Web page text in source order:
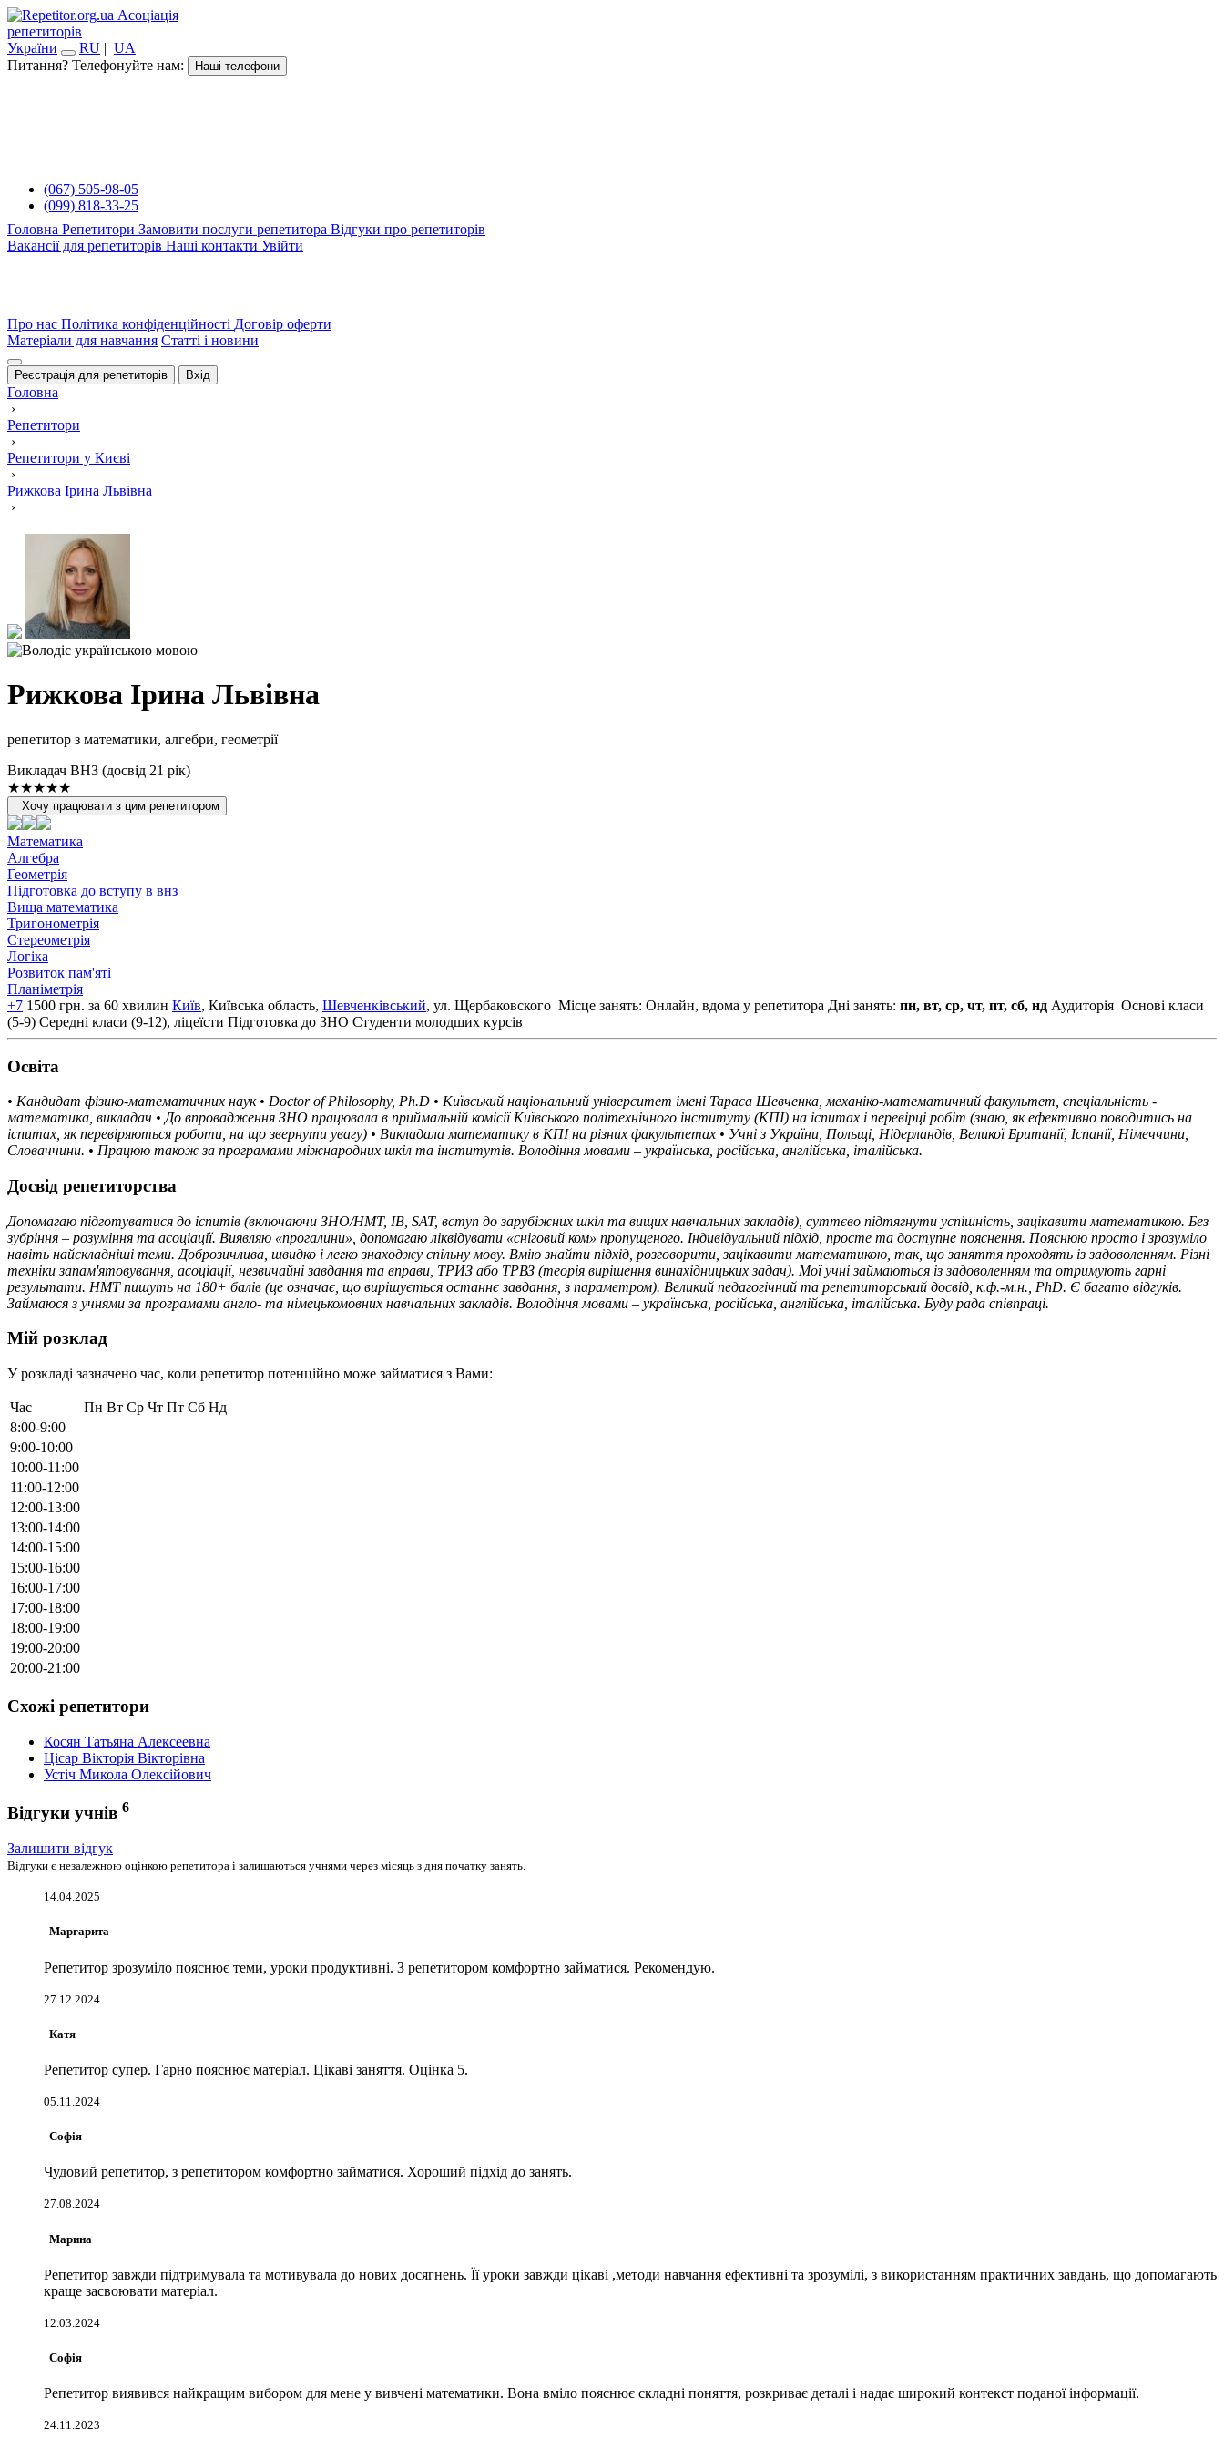
Асоціація
репетиторів
України
RU | UA
Питання? Телефонуйте нам:
Наші телефони
(067) 505-98-05
(099) 818-33-25
Головна Репетитори Замовити послуги репетитора Відгуки про репетиторів
Вакансії для репетиторів Наші контакти Увійти
Про нас Політика конфіденційності Договір оферти
Матеріали для навчання Статті і новини
Реєстрація для репетиторів Вхід
Головна
›
Репетитори
›
Репетитори у Києві
›
Рижкова Ірина Львівна
›
Рижкова Ірина Львівна
репетитор з математики, алгебри, геометрії
Викладач ВНЗ (досвід 21 рік)
★★★★★
Хочу працювати з цим репетитором
Математика
Алгебра
Геометрія
Підготовка до вступу в внз
Вища математика
Тригонометрія
Стереометрія
Логіка
Розвиток пам'яті
Планіметрія
+7 1500 грн. за 60 хвилин Київ, Київська область, Шевченківський, ул. Щербаковского Місце занять: Онлайн, вдома у репетитора Дні занять: пн, вт, ср, чт, пт, сб, нд Аудиторія Основі класи
(5-9) Середні класи (9-12), ліцеїсти Підготовка до ЗНО Студенти молодших курсів
Освiта
• Кандидат фізико-математичних наук • Doctor of Philosophy, Ph.D • Київський національний університет імені Тараса Шевченка, механіко-математичний факультет, спеціальність -
математика, викладач • До впровадження ЗНО працювала в приймальній комісії Київського політехнічного інституту (КПІ) на іспитах і перевірці робіт (знаю, як ефективно поводитись на
іспитах, як перевіряються роботи, на що звернути увагу) • Викладала математику в КПІ на різних факультетах • Учні з України, Польщі, Нідерландів, Великої Британії, Іспанії, Німеччини,
Словаччини. • Працюю також за програмами міжнародних шкіл та інститутів. Володіння мовами – українська, російська, англійська, італійська.
Досвід репетиторства
Допомагаю підготуватися до іспитів (включаючи ЗНО/НМТ, IB, SAT, вступ до зарубіжних шкіл та вищих навчальних закладів), суттєво підтягнути успішність, зацікавити математикою. Без
зубріння – розуміння та асоціації. Виявляю «прогалини», допомагаю ліквідувати «сніговий ком» пропущеного. Індивідуальний підхід, просте та доступне пояснення. Пояснюю просто і зрозуміло
навіть найскладніші теми. Доброзичлива, швидко і легко знаходжу спільну мову. Вмію знайти підхід, розговорити, зацікавити математикою, так, що заняття проходять із задоволенням. Різні
техніки запам'ятовування, асоціації, незвичайні завдання та вправи, ТРИЗ або ТРВЗ (теорія вирішення винахідницьких задач). Мої учні займаються із задоволенням та отримують гарні
результати. НМТ пишуть на 180+ балів (це означає, що вирішується останнє завдання, з параметром). Великий педагогічний та репетиторський досвід, к.ф.-м.н., PhD. Є багато відгуків.
Займаюся з учнями за програмами англо- та німецькомовних навчальних закладів. Володіння мовами – українська, російська, англійська, італійська. Буду рада співпраці.
Мій розклад
У розкладі зазначено час, коли репетитор потенційно може займатися з Вами:
Час Пн Вт Ср Чт Пт Сб Нд
8:00-9:00
9:00-10:00
10:00-11:00
11:00-12:00
12:00-13:00
13:00-14:00
14:00-15:00
15:00-16:00
16:00-17:00
17:00-18:00
18:00-19:00
19:00-20:00
20:00-21:00
Схожі репетитори
Косян Татьяна Алексеевна
Цісар Вікторія Вікторівна
Устіч Микола Олексійович
Відгуки учнів 6
Залишити відгук
Відгуки є незалежною оцінкою репетитора і залишаються учнями через місяць з дня початку занять.
14.04.2025
Маргарита
Репетитор зрозуміло пояснює теми, уроки продуктивні. З репетитором комфортно займатися. Рекомендую.
27.12.2024
Катя
Репетитор супер. Гарно пояснює матеріал. Цікаві заняття. Оцінка 5.
05.11.2024
Софія
Чудовий репетитор, з репетитором комфортно займатися. Хороший підхід до занять.
27.08.2024
Марина
Репетитор завжди підтримувала та мотивувала до нових досягнень. Її уроки завжди цікаві ,методи навчання ефективні та зрозумілі, з використанням практичних завдань, що допомагають
краще засвоювати матеріал.
12.03.2024
Софія
Репетитор виявився найкращим вибором для мене у вивчені математики. Вона вміло пояснює складні поняття, розкриває деталі і надає широкий контекст поданої інформації.
24.11.2023